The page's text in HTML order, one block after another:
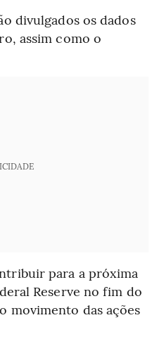
divulgados os dados
assim como o
para a próxima
Reserve no fim do
movimento das ações